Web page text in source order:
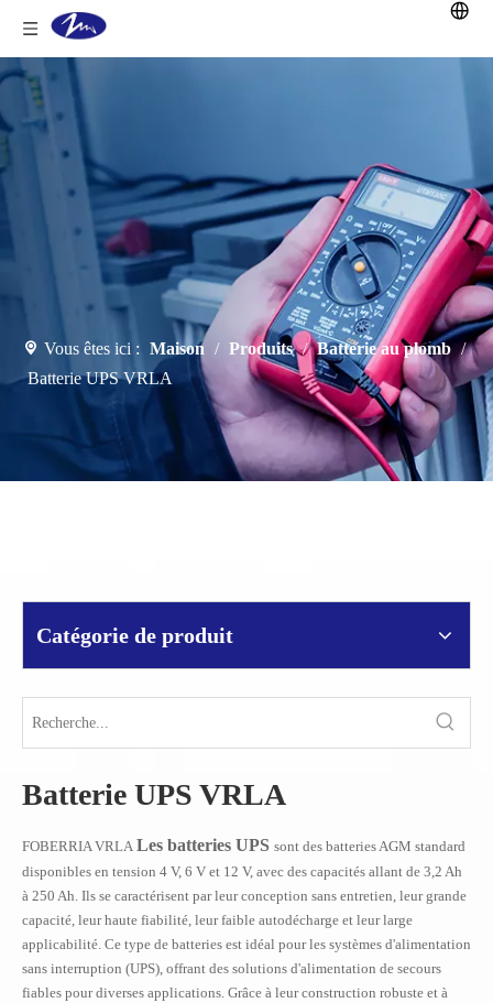
Vous êtes ici : Maison / Produits / Batterie au plomb /
Batterie UPS VRLA
Catégorie de produit
Batterie UPS VRLA
FOBERRIA VRLA Les batteries UPS sont des batteries AGM standard
disponibles en tension 4 V, 6 V et 12 V, avec des capacités allant de 3,2 Ah
à 250 Ah. Ils se caractérisent par leur conception sans entretien, leur grande
capacité, leur haute fiabilité, leur faible autodécharge et leur large
applicabilité. Ce type de batteries est idéal pour les systèmes d'alimentation
sans interruption (UPS), offrant des solutions d'alimentation de secours
fiables pour diverses applications. Grâce à leur construction robuste et à